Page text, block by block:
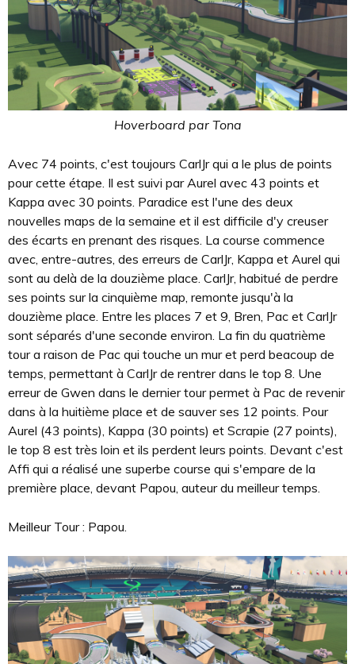
Hoverboard par Tona
Avec 74 points, c'est toujours CarlJr qui a le plus de points
pour cette étape. Il est suivi par Aurel avec 43 points et
Kappa avec 30 points. Paradice est l'une des deux
nouvelles maps de la semaine et il est difficile d'y creuser
des écarts en prenant des risques. La course commence
avec, entre-autres, des erreurs de CarlJr, Kappa et Aurel qui
sont au delà de la douzième place. CarlJr, habitué de perdre
ses points sur la cinquième map, remonte jusqu'à la
douzième place. Entre les places 7 et 9, Bren, Pac et CarlJr
sont séparés d'une seconde environ. La fin du quatrième
tour a raison de Pac qui touche un mur et perd beacoup de
temps, permettant à CarlJr de rentrer dans le top 8. Une
erreur de Gwen dans le dernier tour permet à Pac de revenir
dans à la huitième place et de sauver ses 12 points. Pour
Aurel (43 points), Kappa (30 points) et Scrapie (27 points),
le top 8 est très loin et ils perdent leurs points. Devant c'est
Affi qui a réalisé une superbe course qui s'empare de la
première place, devant Papou, auteur du meilleur temps.
Meilleur Tour : Papou.